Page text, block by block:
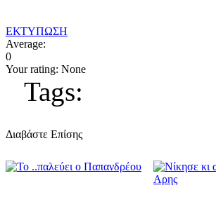
ΕΚΤΥΠΩΣΗ
Average:
0
Your rating: None
Tags:
Διαβάστε Επίσης